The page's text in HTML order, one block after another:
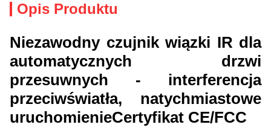
Opis Produktu
Niezawodny czujnik wiązki IR dla
automatycznych drzwi
przesuwnych - interferencja
przeciwświatła, natychmiastowe
uruchomienieCertyfikat CE/FCC